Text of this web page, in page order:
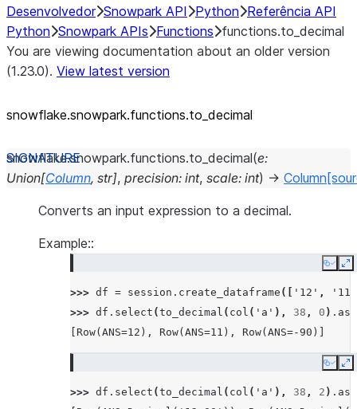
Desenvolvedor Snowpark API Python Referência API
Python Snowpark APIs Functions functions.to_decimal
You are viewing documentation about an older version
(1.23.0). View latest version
snowflake.snowpark.functions.to_ decimal
snowflake.snowpark.functions.to_decimal(e:
Union[Column, str], precision: int, scale: int) → Column
Converts an input expression to a decimal.
Example::
Copy
>>> df = session . create_dataframe ([ '12' ,
>>> df . select (to_decimal ( col ( 'a' ), 38 , 0 ) . as_
[Row(ANS=12), Row(ANS=11), Row(ANS=-90)]
Copy
>>> df . select (to_decimal ( col ( 'a' ), 38 , 2 ) . as_